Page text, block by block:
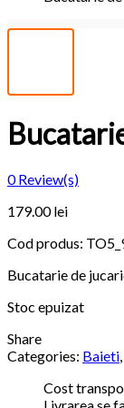
0Review(s)
179.00lei
Cod produs:
Bucatarie de
Stoc epuizat
Share
Categories: Baieti,
Cost